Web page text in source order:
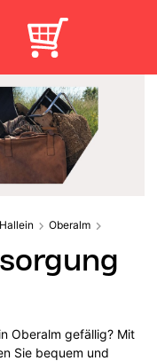
Hallein
Oberalm
Oberalm gefällig? Mit
Sie bequem und